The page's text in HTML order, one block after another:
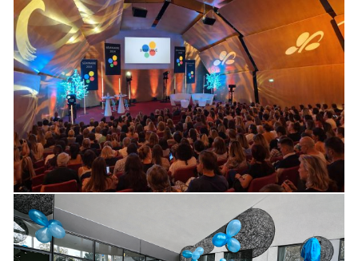
Laboratoire pharmaceutique
Séminaire 2024
CRÉATION & EDITION,EVÉNEMENTIEL,SANTÉ